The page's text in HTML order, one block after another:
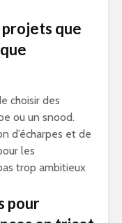
que
choisir des
ou un snood.
d’écharpes et de
les
trop ambitieux
pour